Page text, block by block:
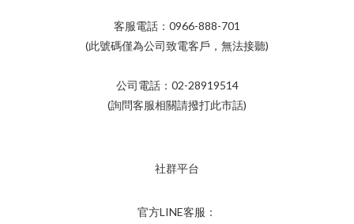
客服電話：0966-888-701
(此號碼僅為公司致電客戶，無法接聽)
公司電話：02-28919514
(詢問客服相關請撥打此市話)
社群平台
官方LINE客服：